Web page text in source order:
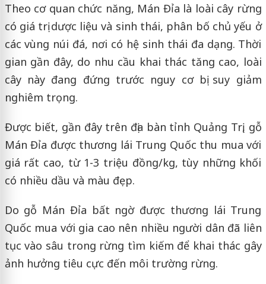
Theo cơ quan chức năng, Mán Đỉa là loài cây rừng
có giá trị dược liệu và sinh thái, phân bố chủ yếu ở
các vùng núi đá, nơi có hệ sinh thái đa dạng. Thời
gian gần đây, do nhu cầu khai thác tăng cao, loài
cây này đang đứng trước nguy cơ bị suy giảm
nghiêm trọng.
Được biết, gần đây trên địa bàn tỉnh Quảng Trị, gỗ
Mán Đỉa được thương lái Trung Quốc thu mua với
giá rất cao, từ 1-3 triệu đồng/kg, tùy những khối
có nhiều dầu và màu đẹp.
Do gỗ Mán Đỉa bất ngờ được thương lái Trung
Quốc mua với gia cao nên nhiều người dân đã liên
tục vào sâu trong rừng tìm kiếm để khai thác gây
ảnh hưởng tiêu cực đến môi trường rừng.